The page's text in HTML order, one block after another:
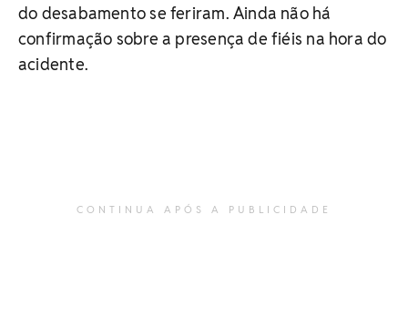
do desabamento se feriram. Ainda não há
confirmação sobre a presença de fiéis na hora do
acidente.
CONTINUA APÓS A PUBLICIDADE